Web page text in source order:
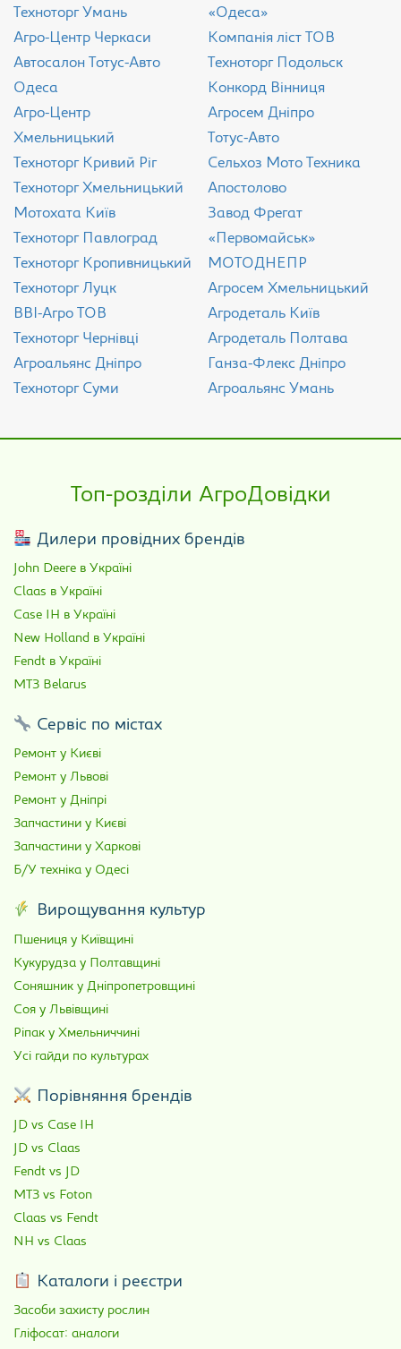
Техноторг Умань
Агро-Центр Черкаси
Aвтосалон Тотус-Авто
Одеса
Агро-Центр
Хмельницький
Техноторг Кривий Ріг
Техноторг Хмельницький
Мотохата Київ
Техноторг Павлоград
Техноторг Кропивницький
Техноторг Луцк
ВВІ-Агро ТОВ
Техноторг Чернівці
Агроальянс Дніпро
Техноторг Суми
«Одеса»
Компанія ліст ТОВ
Техноторг Подольск
Конкорд Вінниця
Агросем Дніпро
Тотус-Авто
Сельхоз Мото Техника
Апостолово
Завод Фрегат
«Первомайськ»
МОТОДНЕПР
Агросем Хмельницький
Агродеталь Київ
Агродеталь Полтава
Ганза-Флекс Дніпро
Агроальянс Умань
Топ-розділи АгроДовідки
Дилери провідних брендів
John Deere в Україні
Claas в Україні
Case IH в Україні
New Holland в Україні
Fendt в Україні
МТЗ Belarus
Сервіс по містах
Ремонт у Києві
Ремонт у Львові
Ремонт у Дніпрі
Запчастини у Києві
Запчастини у Харкові
Б/У техніка у Одесі
Вирощування культур
Пшениця у Київщині
Кукурудза у Полтавщині
Соняшник у Дніпропетровщині
Соя у Львівщині
Ріпак у Хмельниччині
Усі гайди по культурах
Порівняння брендів
JD vs Case IH
JD vs Claas
Fendt vs JD
МТЗ vs Foton
Claas vs Fendt
NH vs Claas
Каталоги і реєстри
Засоби захисту рослин
Гліфосат: аналоги